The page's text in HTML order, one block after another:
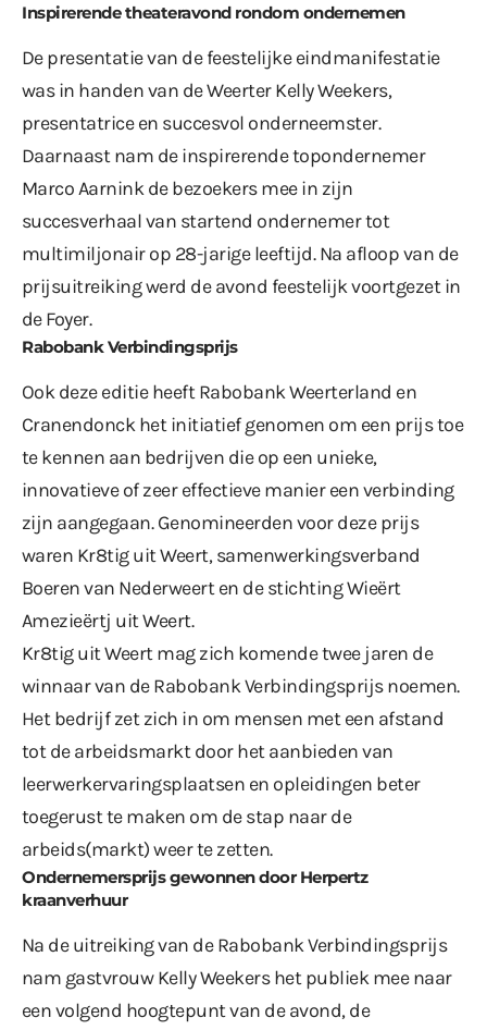
Inspirerende theateravond rondom ondernemen
De presentatie van de feestelijke eindmanifestatie
was in handen van de Weerter Kelly Weekers,
presentatrice en succesvol onderneemster.
Daarnaast nam de inspirerende topondernemer
Marco Aarnink de bezoekers mee in zijn
succesverhaal van startend ondernemer tot
multimiljonair op 28-jarige leeftijd. Na afloop van de
prijsuitreiking werd de avond feestelijk voortgezet in
de Foyer.
Rabobank Verbindingsprijs
Ook deze editie heeft Rabobank Weerterland en
Cranendonck het initiatief genomen om een prijs toe
te kennen aan bedrijven die op een unieke,
innovatieve of zeer effectieve manier een verbinding
zijn aangegaan. Genomineerden voor deze prijs
waren Kr8tig uit Weert, samenwerkingsverband
Boeren van Nederweert en de stichting Wieërt
Amezieërtj uit Weert.
Kr8tig uit Weert mag zich komende twee jaren de
winnaar van de Rabobank Verbindingsprijs noemen.
Het bedrijf zet zich in om mensen met een afstand
tot de arbeidsmarkt door het aanbieden van
leerwerkervaringsplaatsen en opleidingen beter
toegerust te maken om de stap naar de
arbeids(markt) weer te zetten.
Ondernemersprijs gewonnen door Herpertz
kraanverhuur
Na de uitreiking van de Rabobank Verbindingsprijs
nam gastvrouw Kelly Weekers het publiek mee naar
een volgend hoogtepunt van de avond, de